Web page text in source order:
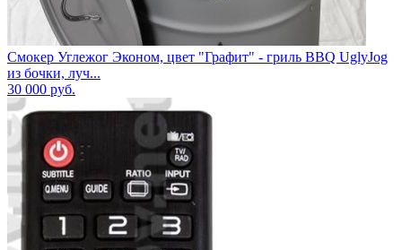
Смокер Углежог Эконом, цвет "Графит" - гриль BBQ UglyJog
из бочки, луч...
30 000 руб.